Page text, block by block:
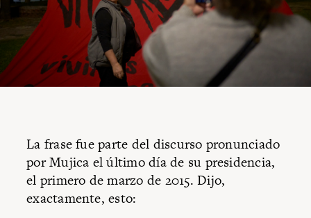
La frase fue parte del discurso pronunciado
por Mujica el último día de su presidencia,
el primero de marzo de 2015. Dijo,
exactamente, esto: